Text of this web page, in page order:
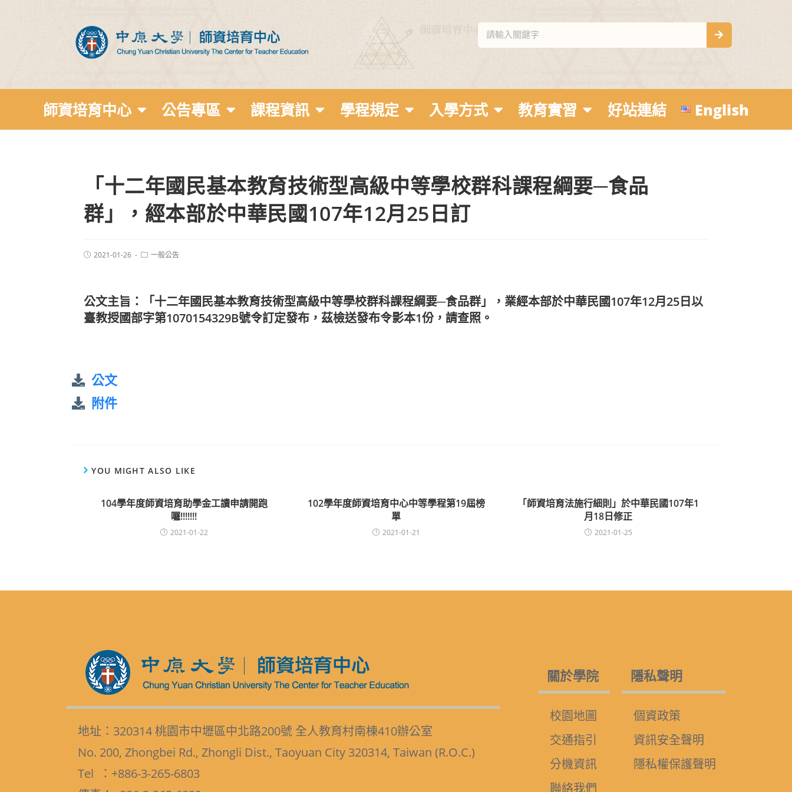
師資培育中心 公告專區 課程資訊 學程規定 入學方式 教育實習 好站連結 English
「十二年國民基本教育技術型高級中等學校群科課程綱要─食品
群」，經本部於中華民國107年12月25日訂
2021-01-26 一般公告
公文主旨：「十二年國民基本教育技術型高級中等學校群科課程綱要─食品群」，業經本部於中華民國107年12月25日以
臺教授國部字第1070154329B號令訂定發布，茲檢送發布令影本1份，請查照。
公文
附件
YOU MIGHT ALSO LIKE
104學年度師資培育助學金工讀申請開跑
囉!!!!!!!
2021-01-22
102學年度師資培育中心中等學程第19屆榜
單
2021-01-21
「師資培育法施行細則」於中華民國107年1
月18日修正
2021-01-25
地址：320314 桃園市中壢區中北路200號 全人教育村南棟410辦公室
No. 200, Zhongbei Rd., Zhongli Dist., Taoyuan City 320314, Taiwan (R.O.C.)
Tel ：+886-3-265-6803
關於學院
校園地圖
交通指引
分機資訊
聯絡我們
隱私聲明
個資政策
資訊安全聲明
隱私權保護聲明